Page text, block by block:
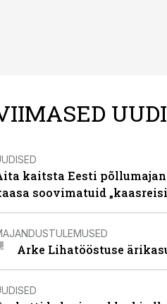
kaitsta Eesti
soovimatuid
Arke Lihatööstuse